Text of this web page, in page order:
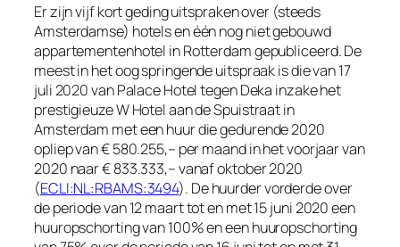
Er zijn vijf kort geding uitspraken over (steeds
Amsterdamse) hotels en één nog niet gebouwd
appartementenhotel in Rotterdam gepubliceerd. De
meest in het oog springende uitspraak is die van 17
juli 2020 van Palace Hotel tegen Deka inzake het
prestigieuze W Hotel aan de Spuistraat in
Amsterdam met een huur die gedurende 2020
opliep van € 580.255,– per maand in het voorjaar van
2020 naar € 833.333,– vanaf oktober 2020
(ECLI:NL:RBAMS:3494). De huurder vorderde over
de periode van 12 maart tot en met 15 juni 2020 een
huuropschorting van 100% en een huuropschorting